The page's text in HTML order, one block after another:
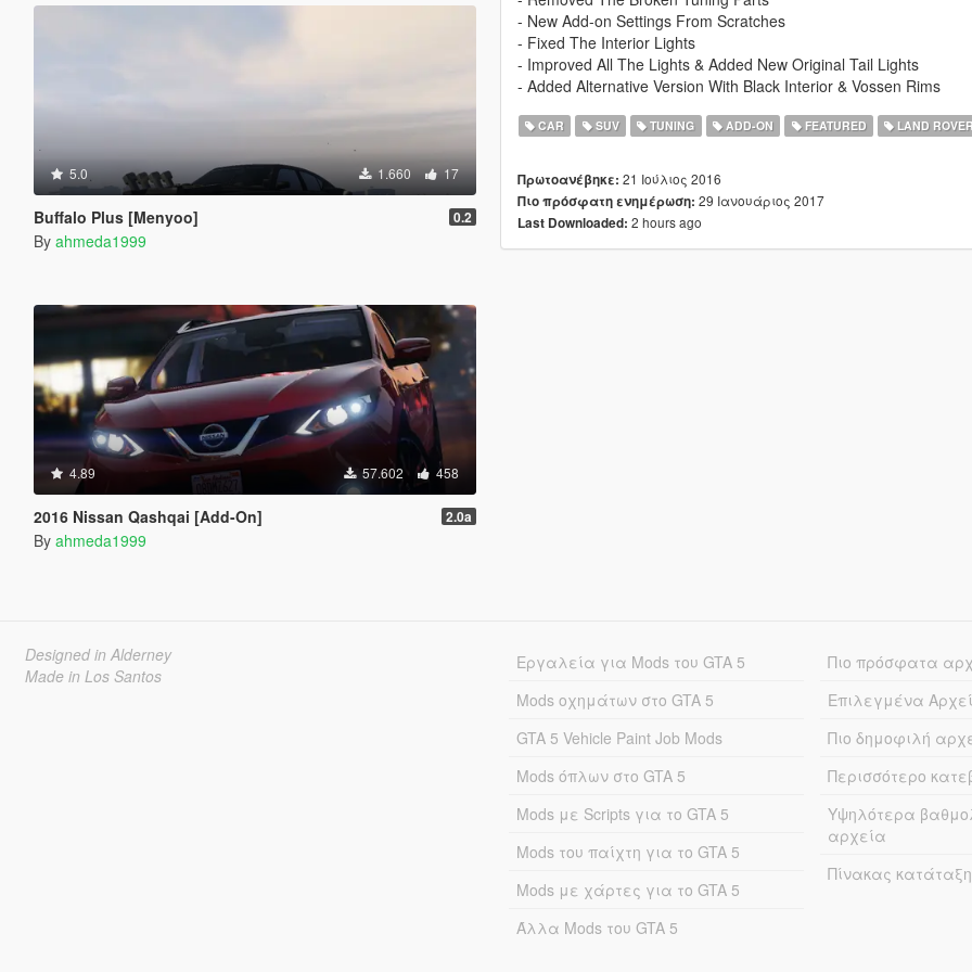
5.0 1.660 17
Buffalo Plus [Menyoo] 0.2
By ahmeda1999
4.89 57.602 458
2016 Nissan Qashqai [Add-On] 2.0a
By ahmeda1999
- New Add-on Settings From Scratches
- Fixed The Interior Lights
- Improved All The Lights & Added New Original Tail Lights
- Added Alternative Version With Black Interior & Vossen Rims
CAR SUV TUNING ADD-ON FEATURED LAND
Πρωτοανέβηκε: 21 Ιούλιος 2016
Πιο πρόσφατη ενημέρωση: 29 Ιανουάριος 2017
Last Downloaded: 2 hours ago
Designed in Alderney
Made in Los Santos
Εργαλεία για Mods του GTA 5
Mods οχημάτων στο GTA 5
GTA 5 Vehicle Paint Job Mods
Mods όπλων στο GTA 5
Mods με Scripts για το GTA 5
Mods του παίχτη για το GTA 5
Mods με χάρτες για το GTA 5
Άλλα Mods του GTA 5
Πιο πρόσφατα
Επιλεγμένα
Πιο δημοφιλή
Περισσότερο
Υψηλότερα
αρχεία
Πίνακας